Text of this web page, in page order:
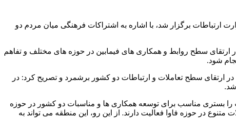
ارتباطات برگزار شد، با اشاره به اشتراکات فرهنگی میان مردم دو
ارتقای سطح روابط و همکاری های فیمابین در حوزه های مختلف و تفاهم
شود.
سطح تعاملات و ارتباطات دو کشور برشمرد و تصریح کرد: در
بستری مناسب برای توسعه همکاری ها و مناسبات دو کشور در حوزه
در حوزه فاوا فعالیت دارند. از این رو، این منطقه می تواند به